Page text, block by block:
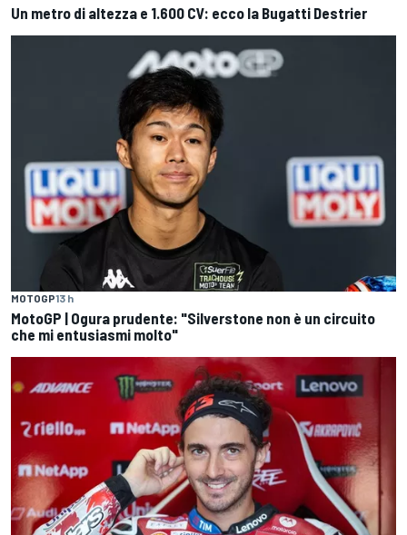
Un metro di altezza e 1.600 CV: ecco la Bugatti Destrier
MOTOGP13 h
MotoGP | Ogura prudente: "Silverstone non è un circuito
che mi entusiasmi molto"